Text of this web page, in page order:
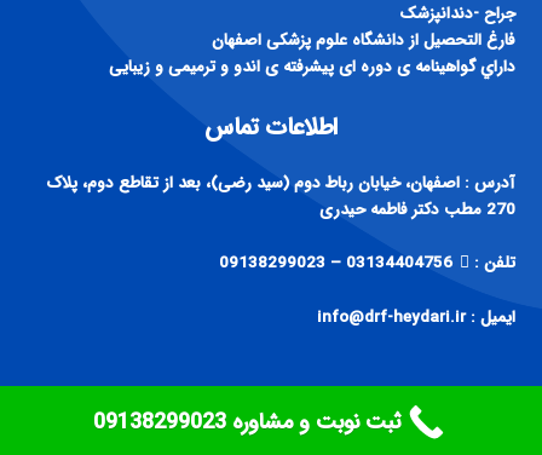
جراح -دندانپزشک
فارغ التحصيل از دانشگاه علوم پزشكی اصفهان
داراي گواهينامه ی دوره ای پيشرفته ی اندو و ترميمی و زيبايی
اطلاعات تماس
آدرس : اصفهان، خیابان رباط دوم (سید رضی)، بعد از تقاطع دوم، پلاک
270 مطب دکتر فاطمه حیدری
تلفن : 03134404756 – 09138299023
ایمیل : info@drf-heydari.ir
ثبت نوبت و مشاوره ‎09138299023